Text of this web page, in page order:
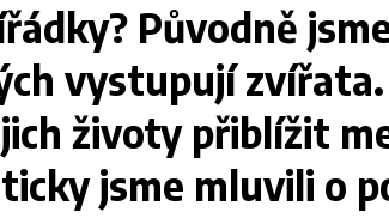
Původně
vystupují
životy přiblížit
jsme mluvili o